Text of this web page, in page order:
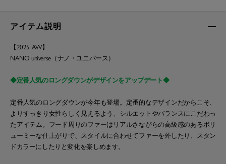
アイテム説明
【2025 AW】
NANO universe（ナノ・ユニバース）
◆定番人気のロングダウンがデザインをアップデート◆
定番人気のロングダウンが今年も登場。定番的なデザインだからこそ、
よりすっきり女性らしく見えるよう、シルエットやバランスにこだわっ
たアイテム。フード周りのファーはリアルさながらの高級感のあるボリ
ューミーな仕上がりで、スタイルに合わせてファーを外したり、スタン
ドカラーにしたりと変化を楽しめます。